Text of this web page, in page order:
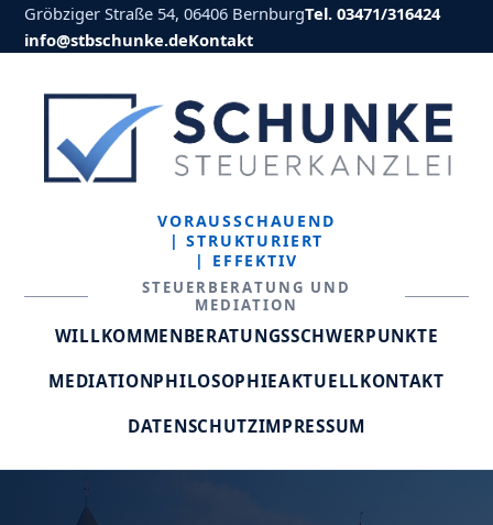
Gröbziger Straße 54, 06406 BernburgTel. 03471/316424
info@stbschunke.deKontakt
VORAUSSCHAUEND
| STRUKTURIERT
| EFFEKTIV
STEUERBERATUNG UND
MEDIATION
WILLKOMMENBERATUNGSSCHWERPUNKTE
MEDIATIONPHILOSOPHIEAKTUELLKONTAKT
DATENSCHUTZIMPRESSUM